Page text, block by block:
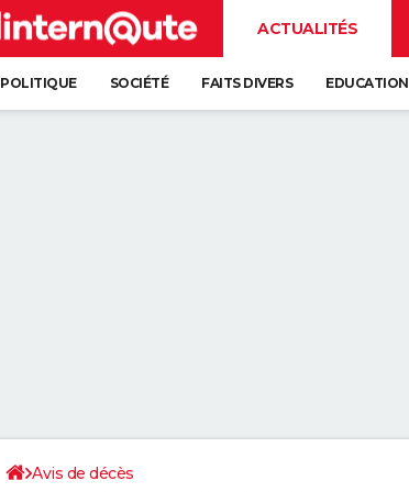
ACTUALITÉS
POLITIQUE SOCIÉTÉ FAITS DIVERS EDUCATION
Avis de décès